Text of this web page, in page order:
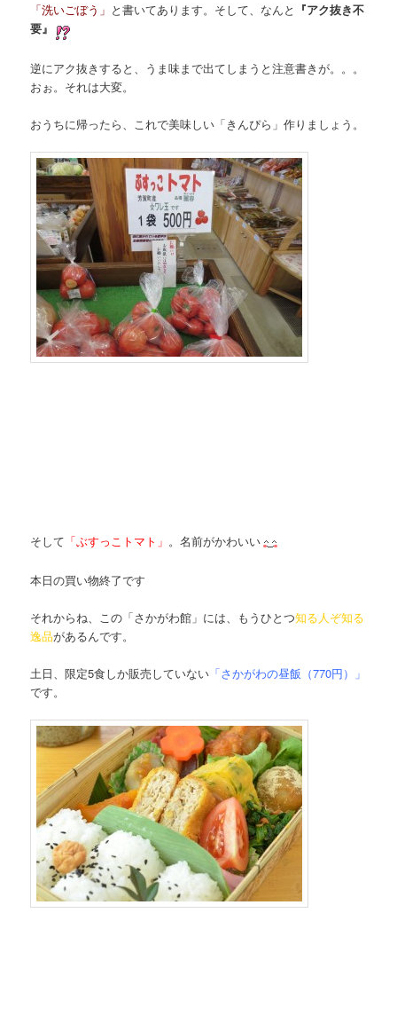
「洗いごぼう」 と書いてあります。そして、なんと 『アク抜き不
要』
逆にアク抜きすると、うま味まで出てしまうと注意書きが。。。
おぉ。それは大変。
おうちに帰ったら、これで美味しい「きんぴら」作りましょう。
そして 「ぶすっこトマト」 。名前がかわいい
本日の買い物終了です
それからね、この「さかがわ館」には、もうひとつ知る人ぞ知る
逸品があるんです。
土日、限定5食しか販売していない 「さかがわの昼飯（770円）」
です。